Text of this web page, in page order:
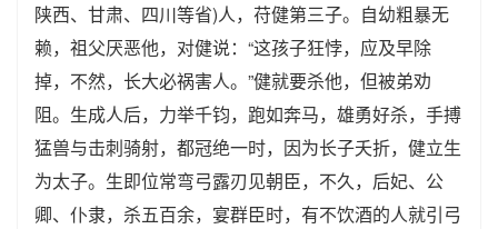
陕西、甘肃、四川等省)人，苻健第三子。自幼粗暴无
赖，祖父厌恶他，对健说：“这孩子狂悖，应及早除
掉，不然，长大必祸害人。”健就要杀他，但被弟劝
阻。生成人后，力举千钧，跑如奔马，雄勇好杀，手搏
猛兽与击刺骑射，都冠绝一时，因为长子夭折，健立生
为太子。生即位常弯弓露刃见朝臣，不久，后妃、公
卿、仆隶，杀五百余，宴群臣时，有不饮酒的人就引弓